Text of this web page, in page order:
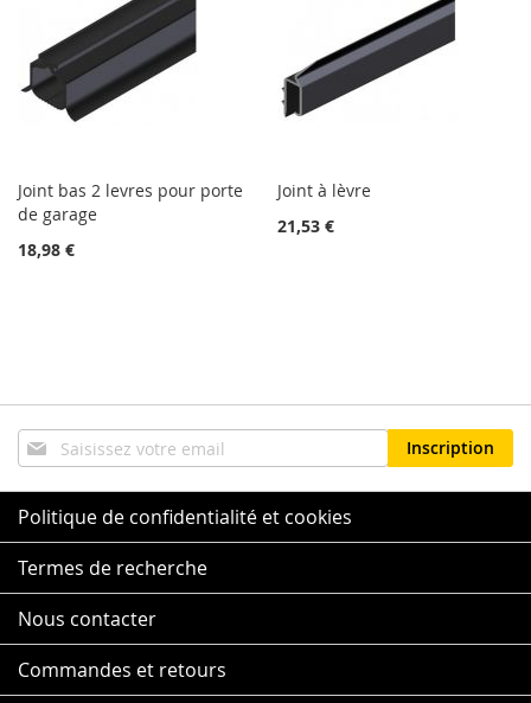
Joint bas 2 levres pour porte
de garage
18,98 €
Joint à lèvre
21,53 €
Inscription
à
notre
lettre
d’information
:
Inscription
Politique de confidentialité et cookies
Termes de recherche
Nous contacter
Commandes et retours